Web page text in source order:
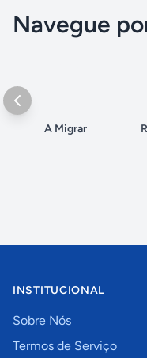
Navegue
A Migrar
INSTITUCIONAL
Sobre Nós
Termos de Serviço